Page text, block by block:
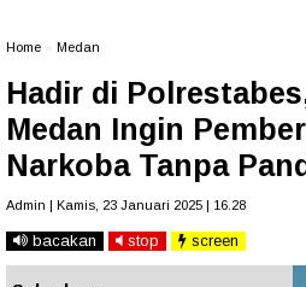
Home Medan
Hadir di
Medan Ingin
Narkoba Tanpa
Admin | Kamis, 23 Januari 2025 | 16.28
bacakan stop screen